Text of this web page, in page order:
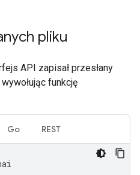
pliku
API zapisał przesłany
funkcję
Go REST